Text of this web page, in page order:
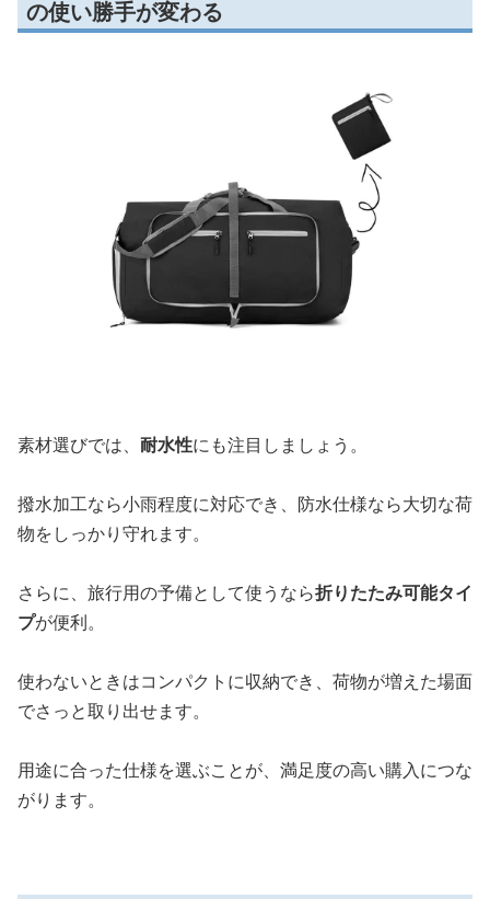
の使い勝手が変わる
素材選びでは、 耐水性にも注目しましょう。
撥水加工なら小雨程度に対応でき、防水仕様なら大切な荷
物をしっかり守れます。
さらに、旅行用の予備として使うなら折りたたみ可能タイ
プが便利。
使わないときはコンパクトに収納でき、荷物が増えた場面
でさっと取り出せます。
用途に合った仕様を選ぶことが、満足度の高い購入につな
がります。